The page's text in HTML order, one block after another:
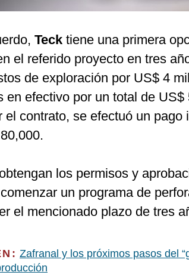
Teck tiene una primera
el referido proyecto en tres
de exploración por US$ 4
en efectivo por un total de US$
el contrato, se efectuó un pago
los permisos y
un programa de
el mencionado plazo de tres
Zafranal y los próximos pasos del